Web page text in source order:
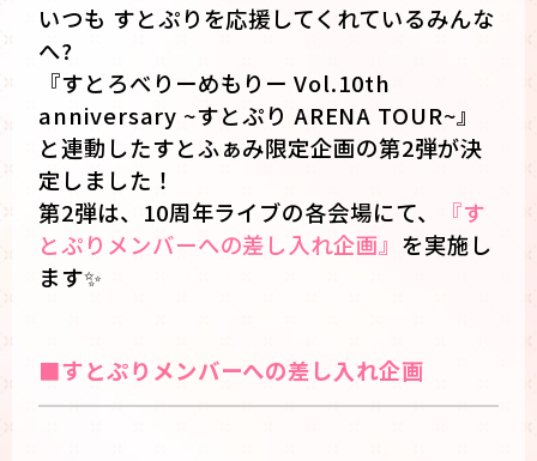
いつも すとぷりを応援してくれているみんな
へ?
『すとろべりーめもりー Vol.10th
anniversary ~すとぷり ARENA TOUR~』
と連動したすとふぁみ限定企画の第2弾が決
定しました！
第2弾は、10周年ライブの各会場にて、
『す
とぷりメンバーへの差し入れ企画』 を実施し
ます✨
■すとぷりメンバーへの差し入れ企画